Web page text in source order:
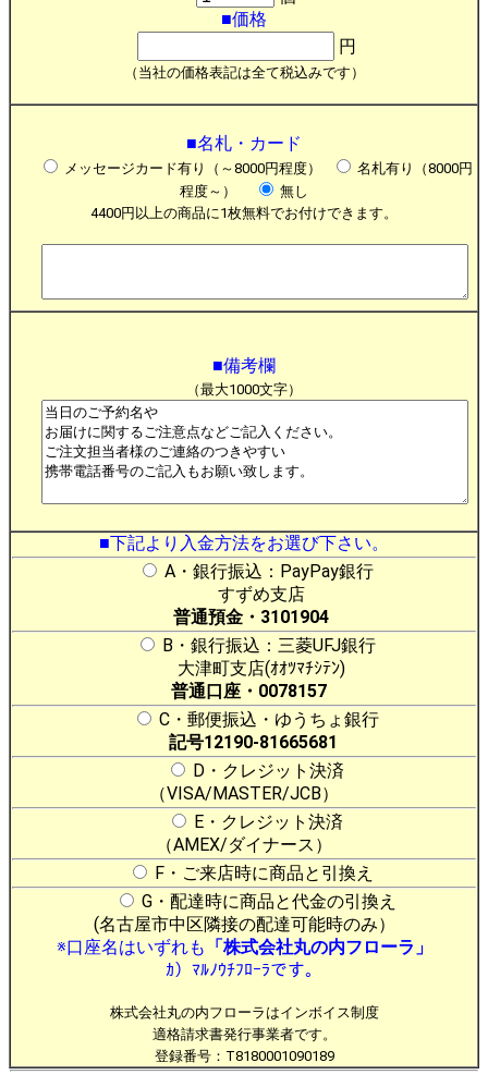
■価格
円
（当社の価格表記は全て税込みです）
■名札・カード
メッセージカード有り（～8000円程度）
名札有り（8000円
程度～）
無し
4400円以上の商品に1枚無料でお付けできます。
■備考欄
（最大1000文字）
■下記より入金方法をお選び下さい。
A・銀行振込：PayPay銀行
すずめ支店
普通預金・3101904
B・銀行振込：三菱UFJ銀行
大津町支店(ｵｵﾂﾏﾁｼﾃﾝ)
普通口座・0078157
C・郵便振込・ゆうちょ銀行
記号12190-81665681
D・クレジット決済
（VISA/MASTER/JCB）
E・クレジット決済
（AMEX/ダイナース）
F・ご来店時に商品と引換え
G・配達時に商品と代金の引換え
(名古屋市中区隣接の配達可能時のみ）
※口座名はいずれも 「株式会社丸の内フローラ」
ｶ）ﾏﾙﾉｳﾁﾌﾛｰﾗです。
株式会社丸の内フローラはインボイス制度
適格請求書発行事業者です。
登録番号：T8180001090189